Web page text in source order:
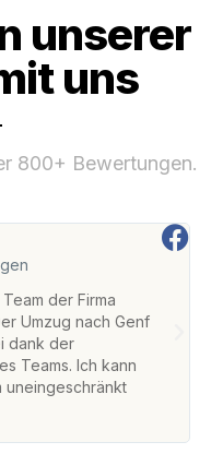
unserer
uns
800+ Bewertungen.
der Firma
Umzug nach Genf
dank der
Teams. Ich kann
uneingeschränkt